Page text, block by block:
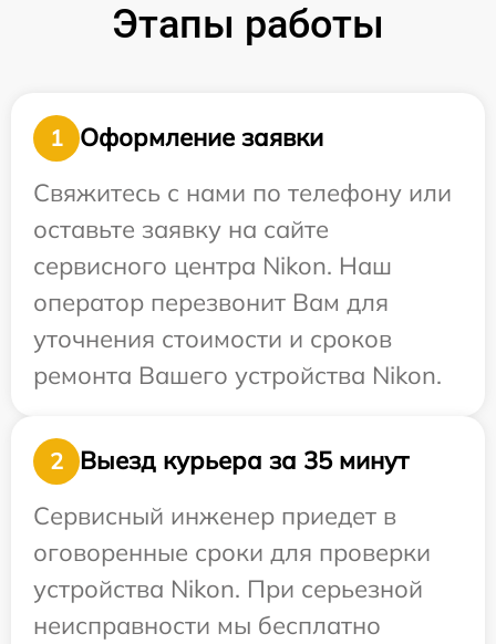
Этапы работы
1
Оформление заявки
Свяжитесь с нами по телефону или
оставьте заявку на сайте
сервисного центра Nikon. Наш
оператор перезвонит Вам для
уточнения стоимости и сроков
ремонта Вашего устройства Nikon.
2
Выезд курьера за 35 минут
Сервисный инженер приедет в
оговоренные сроки для проверки
устройства Nikon. При серьезной
неисправности мы бесплатно